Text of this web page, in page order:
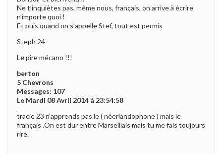
Ne t’inquiètes pas, même nous, français, on arrive à écrire
n’importe quoi !
Et puis quand on s’appelle Stef, tout est permis
Steph 24
Le pire mécano !!!
berton
5 Chevrons
Messages: 107
Le Mardi 08 Avril 2014 à 23:54:58
tracie 23 n’apprends pas le ( néerlandophone ) mais le
français .On est dur entre Marseillais mais tu me fais toujours
rire.